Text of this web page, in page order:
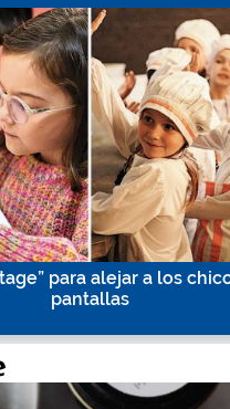
para alejar a los
pantallas